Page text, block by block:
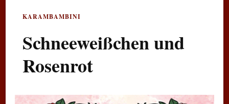
KARAMBAMBINI
Schneeweißchen und
Rosenrot